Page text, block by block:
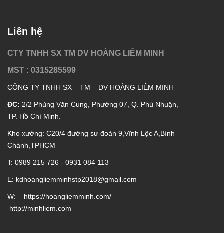
Liên hệ
CTY TNHH SX TM DV HOÀNG LIÊM MINH
MST : 0315285599
CÔNG TY TNHH SX – TM – DV HOÀNG LIÊM MINH
ĐC: 2/2 Phùng Văn Cung, Phường 07, Q. Phú Nhuận,
TP. Hồ Chí Minh.
Kho xưởng: C20/4 đường sư đoàn 9,Vĩnh Lộc A,Bình
Chánh,TPHCM
T: 0989 215 726 - 0931 084 113
E: kdhoangliemminhstp2018@gmail.com
W: https://hoangliemminh.com/
http://minhliem.com